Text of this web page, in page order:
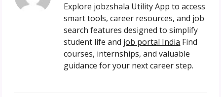
Explore jobzshala Utility App to access
smart tools, career resources, and job
search features designed to simplify
student life and job portal India Find
courses, internships, and valuable
guidance for your next career step.